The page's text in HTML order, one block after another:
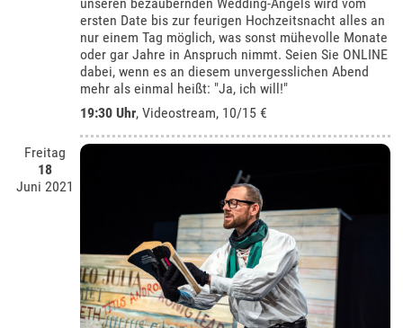
ersten Date bis zur feurigen Hochzeitsnacht alles an
nur einem Tag möglich, was sonst mühevolle Monate
oder gar Jahre in Anspruch nimmt. Seien Sie ONLINE
dabei, wenn es an diesem unvergesslichen Abend
mehr als einmal heißt: "Ja, ich will!"
19:30 Uhr, Videostream, 10/15 €
Freitag
18
Juni 2021